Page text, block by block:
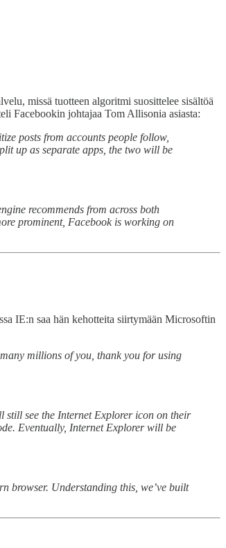
missä tuotteen algoritmi suosittelee sisältöä
Facebookin johtajaa Tom Allisonia asiasta:
posts from accounts people follow,
up as separate apps, the two will be
recommends from across both
prominent, Facebook is working on
IE:n saa hän kehotteita siirtymään Microsoftin
millions of you, thank you for using
still see the Internet Explorer icon on their
Eventually, Internet Explorer will be
browser. Understanding this, we’ve built